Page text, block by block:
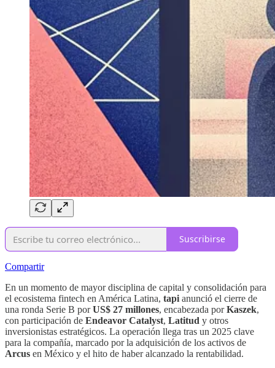
Suscribirse
Compartir
En un momento de mayor disciplina de capital y consolidación para
el ecosistema fintech en América Latina, tapi anunció el cierre de
una ronda Serie B porUS$ 27 millones, encabezada porKaszek,
con participación de Endeavor Catalyst, Latitud y otros
inversionistas estratégicos. La operación llega tras un 2025 clave
para la compañía, marcado por la adquisición de los activos de
Arcus en México y el hito de haber alcanzado la rentabilidad.